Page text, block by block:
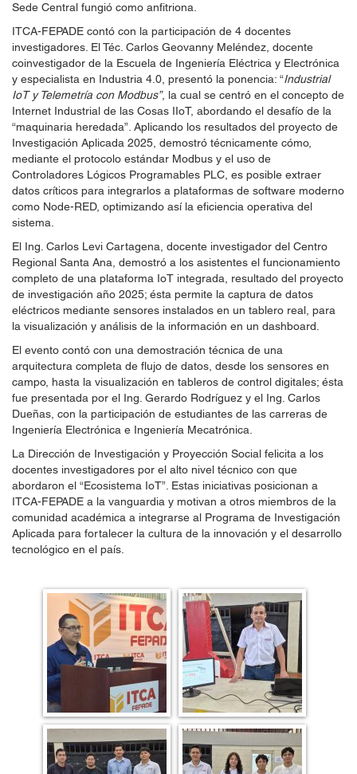
Sede Central fungió como anfitriona.
ITCA-FEPADE contó con la participación de 4 docentes
investigadores. El Téc. Carlos Geovanny Meléndez, docente
coinvestigador de la Escuela de Ingeniería Eléctrica y Electrónica
y especialista en Industria 4.0, presentó la ponencia: “Industrial
IoT y Telemetría con Modbus”, la cual se centró en el concepto de
Internet Industrial de las Cosas IIoT, abordando el desafío de la
“maquinaria heredada”. Aplicando los resultados del proyecto de
Investigación Aplicada 2025, demostró técnicamente cómo,
mediante el protocolo estándar Modbus y el uso de
Controladores Lógicos Programables PLC, es posible extraer
datos críticos para integrarlos a plataformas de software moderno
como Node-RED, optimizando así la eficiencia operativa del
sistema.
El Ing. Carlos Levi Cartagena, docente investigador del Centro
Regional Santa Ana, demostró a los asistentes el funcionamiento
completo de una plataforma IoT integrada, resultado del proyecto
de investigación año 2025; ésta permite la captura de datos
eléctricos mediante sensores instalados en un tablero real, para
la visualización y análisis de la información en un dashboard.
El evento contó con una demostración técnica de una
arquitectura completa de flujo de datos, desde los sensores en
campo, hasta la visualización en tableros de control digitales; ésta
fue presentada por el Ing. Gerardo Rodríguez y el Ing. Carlos
Dueñas, con la participación de estudiantes de las carreras de
Ingeniería Electrónica e Ingeniería Mecatrónica.
La Dirección de Investigación y Proyección Social felicita a los
docentes investigadores por el alto nivel técnico con que
abordaron el “Ecosistema IoT”. Estas iniciativas posicionan a
ITCA-FEPADE a la vanguardia y motivan a otros miembros de la
comunidad académica a integrarse al Programa de Investigación
Aplicada para fortalecer la cultura de la innovación y el desarrollo
tecnológico en el país.